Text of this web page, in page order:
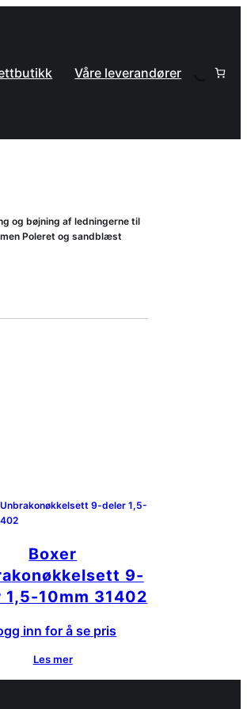
Våre leverandører
og bøjning af ledningerne til
Poleret og sandblæst
Boxer
9-
1,5-10mm 31402
inn for å se pris
Les mer